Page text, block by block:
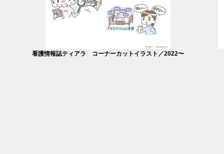
看護情報誌ティアラ コーナーカットイラスト／2022〜